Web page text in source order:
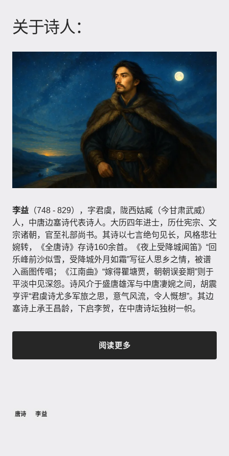
关于诗人：
李益 （748 - 829），字君虞，陇西姑臧（今甘肃武威）
人，中唐边塞诗代表诗人。大历四年进士，历仕宪宗、文
宗诸朝，官至礼部尚书。其诗以七言绝句见长，风格悲壮
婉转，《全唐诗》存诗160余首。《夜上受降城闻笛》“回
乐峰前沙似雪，受降城外月如霜”写征人思乡之情，被谱
入画图传唱；《江南曲》“嫁得瞿塘贾，朝朝误妾期”则于
平淡中见深怨。诗风介于盛唐雄浑与中唐凄婉之间，胡震
亨评“君虞诗尤多军旅之思，意气风流，令人慨想”。其边
塞诗上承王昌龄，下启李贺，在中唐诗坛独树一帜。
阅读更多
唐诗 李益